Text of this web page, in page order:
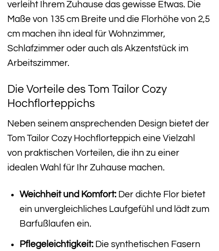
verleiht Ihrem Zuhause das gewisse Etwas. Die
Maße von 135 cm Breite und die Florhöhe von 2,5
cm machen ihn ideal für Wohnzimmer,
Schlafzimmer oder auch als Akzentstück im
Arbeitszimmer.
Die Vorteile des Tom Tailor Cozy
Hochflorteppichs
Neben seinem ansprechenden Design bietet der
Tom Tailor Cozy Hochflorteppich eine Vielzahl
von praktischen Vorteilen, die ihn zu einer
idealen Wahl für Ihr Zuhause machen.
Weichheit und Komfort:Der dichte Flor bietet
ein unvergleichliches Laufgefühl und lädt zum
Barfußlaufen ein.
Pflegeleichtigkeit:Die synthetischen Fasern